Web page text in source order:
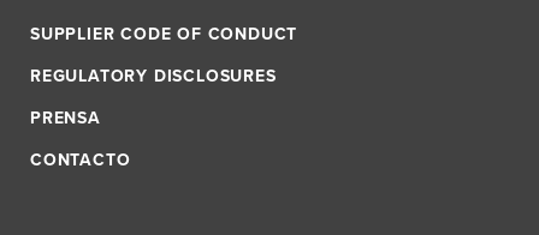
SUPPLIER CODE OF CONDUCT
REGULATORY DISCLOSURES
PRENSA
CONTACTO